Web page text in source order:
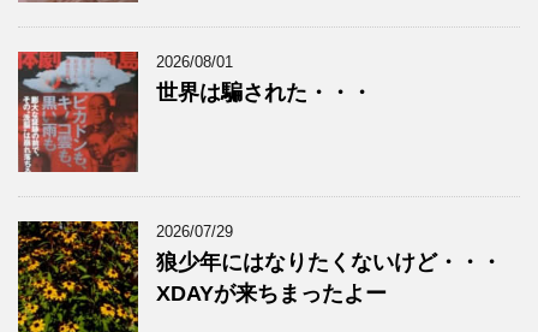
2026/08/01
世界は騙された・・・
2026/07/29
狼少年にはなりたくないけど・・・
XDAYが来ちまったよー